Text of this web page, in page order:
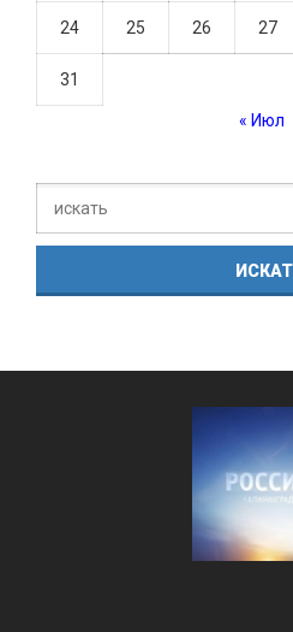
24 25 26 27
31
« Июл